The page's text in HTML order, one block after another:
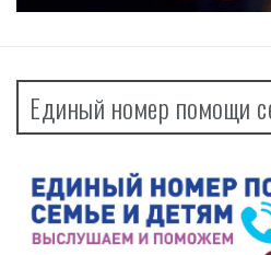
Единый номер помощи